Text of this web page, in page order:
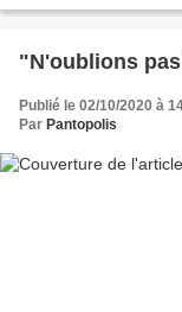
"N'oublions
Publié le 02/10/2020 à
Par Pantopolis